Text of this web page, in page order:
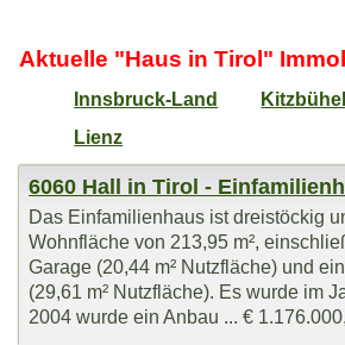
Aktuelle "Haus in Tirol"
Innsbruck-Land Kitzbühel
Lienz
6060 Hall in Tirol -
Das Einfamilienhaus ist dreistöckig
Wohnfläche von 213,95 m²,
Garage (20,44 m² Nutzfläche) und
(29,61 m² Nutzfläche). Es wurde im
2004 wurde ein Anbau ... €